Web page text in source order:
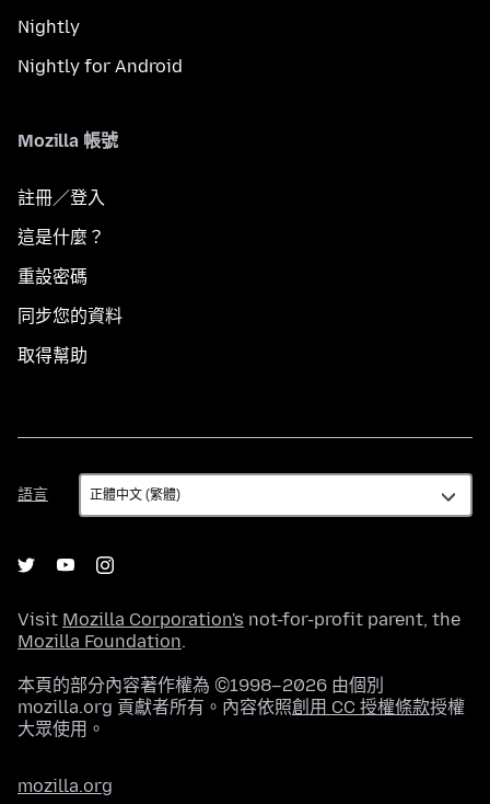
Nightly
Nightly for Android
Mozilla 帳號
註冊／登入
這是什麼？
重設密碼
同步您的資料
取得幫助
語言
語
言
Visit Mozilla Corporation's not-for-profit parent, the
Mozilla Foundation.
本頁的部分內容著作權為 ©1998–2026 由個別
mozilla.org 貢獻者所有。內容依照創用 CC 授權條款授權
大眾使用。
mozilla.org